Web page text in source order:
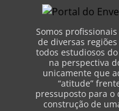
Somos
de diversas
todos estudiosos
na perspectiva
unicamente que
“atitude”
pressuposto para o
construção de